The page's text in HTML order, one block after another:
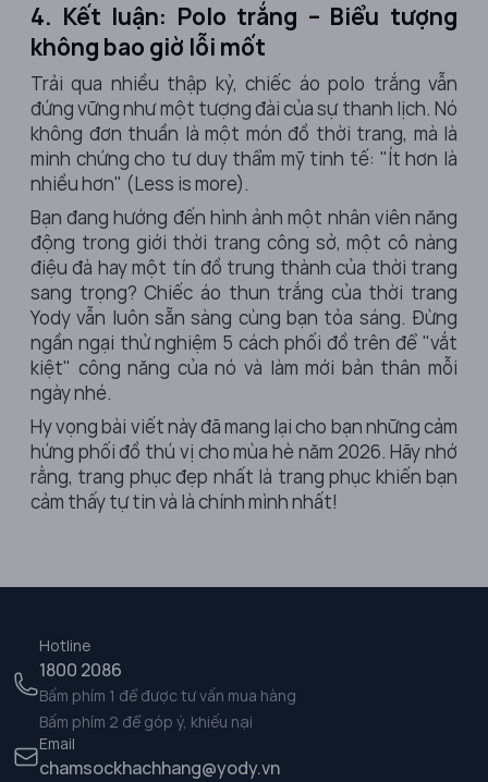
4. Kết luận: Polo trắng – Biểu tượng
không bao giờ lỗi mốt
Trải qua nhiều thập kỷ, chiếc áo polo trắng vẫn
đứng vững như một tượng đài của sự thanh lịch. Nó
không đơn thuần là một món đồ thời trang, mà là
minh chứng cho tư duy thẩm mỹ tinh tế: "Ít hơn là
nhiều hơn" (Less is more).
Bạn đang hướng đến hình ảnh một nhân viên năng
động trong giới thời trang công sở, một cô nàng
điệu đà hay một tín đồ trung thành của thời trang
sang trọng? Chiếc áo thun trắng của thời trang
Yody vẫn luôn sẵn sàng cùng bạn tỏa sáng. Đừng
ngần ngại thử nghiệm 5 cách phối đồ trên để "vắt
kiệt" công năng của nó và làm mới bản thân mỗi
ngày nhé.
Hy vọng bài viết này đã mang lại cho bạn những cảm
hứng phối đồ thú vị cho mùa hè năm 2026. Hãy nhớ
rằng, trang phục đẹp nhất là trang phục khiến bạn
cảm thấy tự tin và là chính mình nhất!
Hotline
1800 2086
Bấm phím 1 để được tư vấn mua hàng
Bấm phím 2 để góp ý, khiếu nại
Email
chamsockhachhang@yody.vn